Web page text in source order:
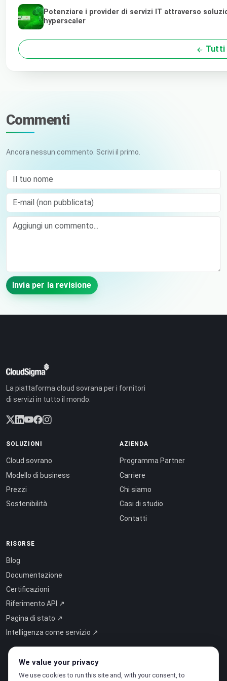
Potenziare i provider di servizi IT attraverso
hyperscaler
Tutti
Commenti
Ancora nessun commento. Scrivi il primo.
Il tuo nome
E-mail (non pubblicata)
Comment
Invia per la revisione
La piattaforma cloud sovrana per i fornitori
di servizi in tutto il mondo.
SOLUZIONI
Cloud sovrano
Modello di business
Prezzi
Sostenibilità
AZIENDA
Programma Partner
Carriere
Chi siamo
Casi di studio
Contatti
RISORSE
Blog
Documentazione
Certificazioni
Riferimento API ↗
Pagina di stato ↗
Intelligenza come servizio ↗
We value your privacy
We use cookies to run this site and, with your consent, to